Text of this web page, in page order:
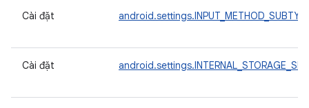
Cài đặt
Cài đặt